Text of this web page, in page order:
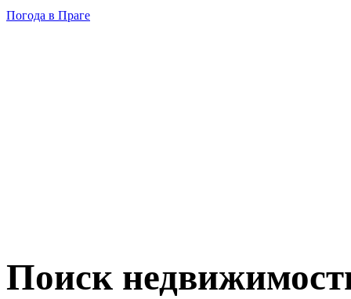
Погода в Праге
Поиск